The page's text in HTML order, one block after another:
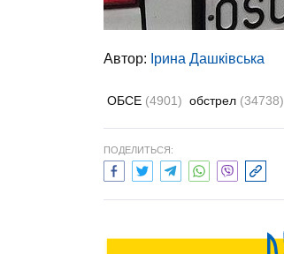
Автор: Ірина Дашківська
ОБСЕ (4901) обстрел (34738)
ПОДЕЛИТЬСЯ: